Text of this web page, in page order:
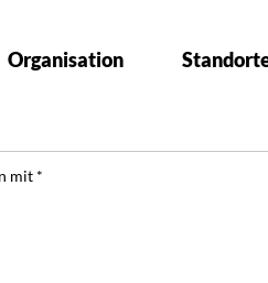
Organisation
mit *